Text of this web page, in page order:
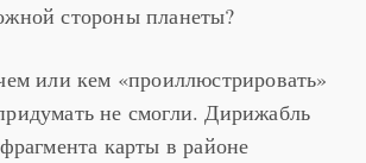
стороны планеты?
или кем «проиллюстрировать»
не смогли. Дирижабль
карты в районе